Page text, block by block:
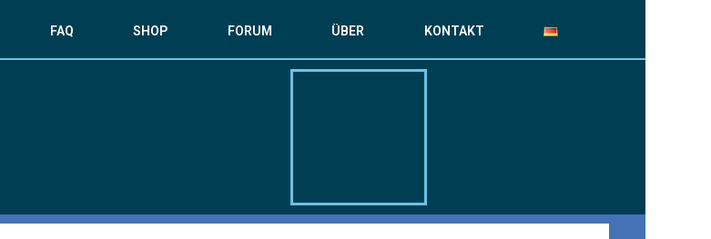
FAQ SHOP FORUM ÜBER KONTAKT